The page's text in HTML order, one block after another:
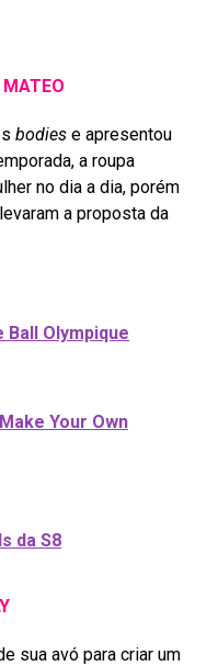
bodies e apresentou
a roupa
no dia a dia, porém
a proposta da
Ball Olympique
Your Own
da S8
sua avó para criar um